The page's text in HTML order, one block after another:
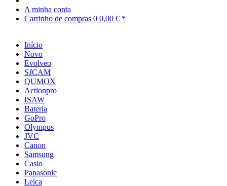
A minha conta
Carrinho de compras 0 0,00 € *
Início
Novo
Evolveo
SJCAM
QUMOX
Actionpro
ISAW
Bateria
GoPro
Olympus
JVC
Canon
Samsung
Casio
Panasonic
Leica